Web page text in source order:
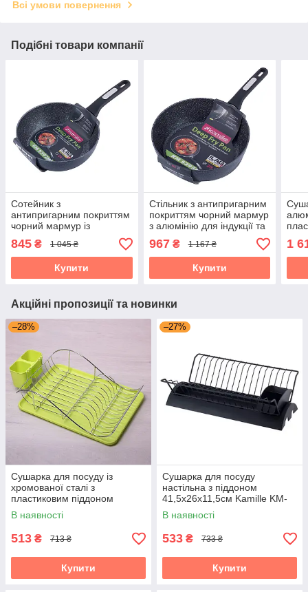
Всі умови повернення
Подібні товари компанії
Сотейник з
антипригарним покриттям
чорний мармур із
алюмінію для індукції та
газу 24*7,5 см Kamille KM-
5392MR
845 ₴ 1 045 ₴
Купити
Стільник з антипригарним
покриттям чорний мармур
з алюмінію для індукції та
газу (28*8,5 см) Kamille
KM-5395MR
967₴ 1 167 ₴
Купити
см)
KM-
1
Акційні пропозиції та новинки
–28%
Сушарка для посуду із
хромованої сталі з
пластиковим піддоном
52х32х13см Kamille KM-
0761A
В наявності
513 ₴ 713 ₴
Купити
–27%
Сушарка для посуду
настільна з піддоном
41,5х26х11,5см Kamille KM-
0769C
В наявності
533 ₴ 733 ₴
Купити